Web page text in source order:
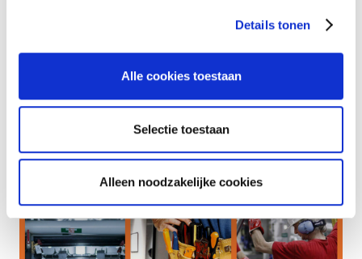
Details tonen
Alle cookies toestaan
Selectie toestaan
Alleen noodzakelijke cookies
Welcome An Luystermans